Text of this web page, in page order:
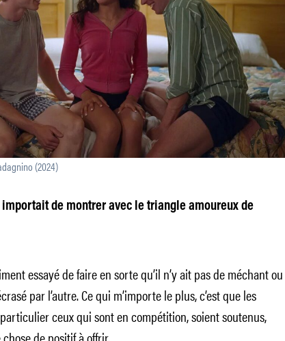
(2024)
importait de montrer avec le triangle amoureux de
essayé de faire en sorte qu’il n’y ait pas de méchant ou
par l’autre. Ce qui m’importe le plus, c’est que les
ceux qui sont en compétition, soient soutenus,